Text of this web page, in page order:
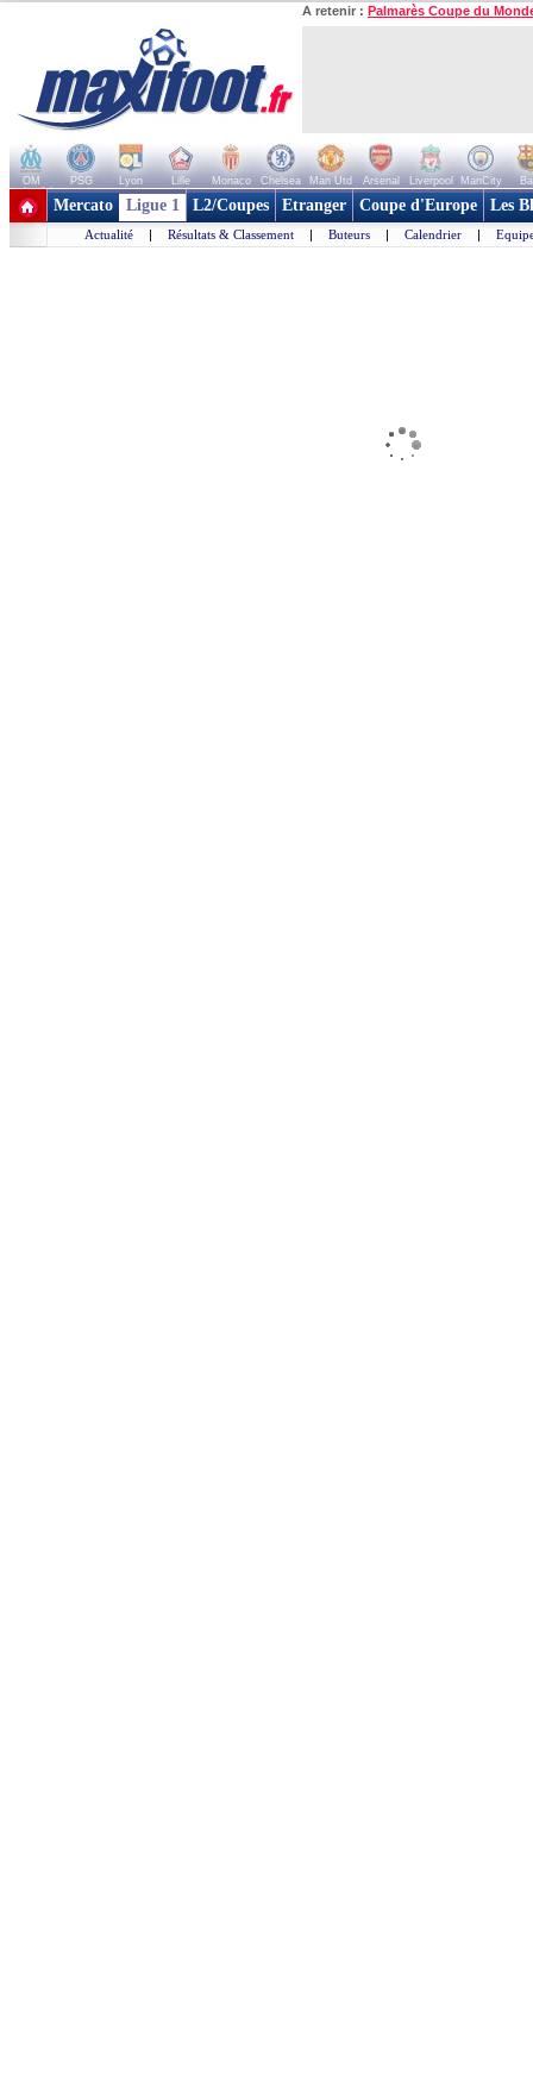
A retenir : Palmarès Coupe du
OM PSG Lyon Lille Monaco Chelsea Man Utd Arsenal Liverpool ManCity
+ de clubs
Mercato Ligue 1 L2/Coupes Etranger Coupe d'Europe Les
Actualité | Résultats & Classement | Buteurs | Calendrier |